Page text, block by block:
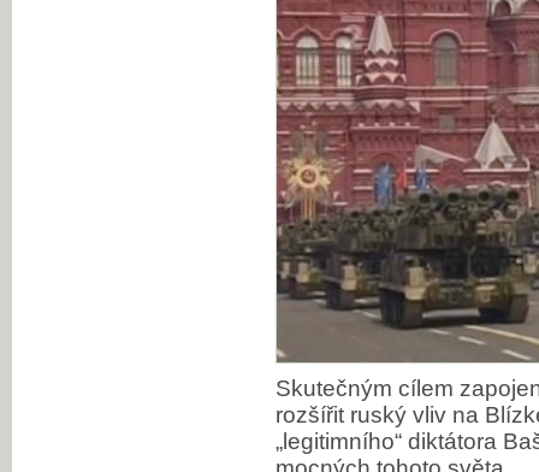
Skutečným cílem
rozšířit ruský vliv na
„legitimního“ diktátora